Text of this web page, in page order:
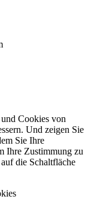
Cookies von
Und zeigen Sie
Sie Ihre
Ihre Zustimmung zu
die Schaltfläche